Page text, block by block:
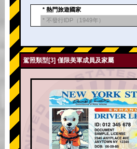
* 熱門旅遊國家
* 不發行IDP（1949年）
駕照類型[3] 僅限美軍成員及家屬